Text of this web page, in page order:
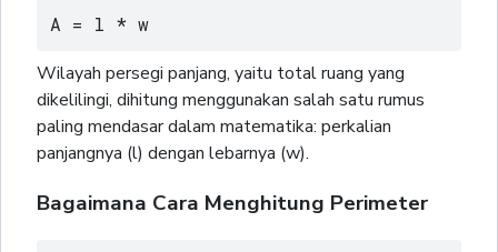
A = l * w
Wilayah persegi panjang, yaitu total ruang yang
dikelilingi, dihitung menggunakan salah satu rumus
paling mendasar dalam matematika: perkalian
panjangnya (l) dengan lebarnya (w).
Bagaimana Cara Menghitung Perimeter